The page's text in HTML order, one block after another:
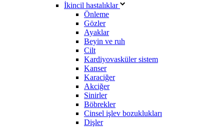
İkincil hastalıklar
Önleme
Gözler
Ayaklar
Beyin ve ruh
Cilt
Kardiyovasküler sistem
Kanser
Karaciğer
Akciğer
Sinirler
Böbrekler
Cinsel işlev bozuklukları
Dişler